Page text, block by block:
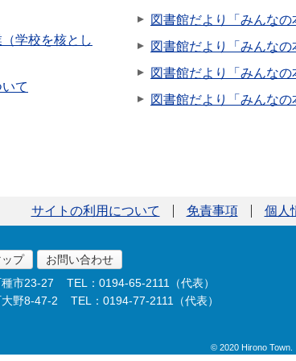
学校を核とし
て
図書館だより「みんなの
図書館だより「みんなの
図書館だより「みんなの
図書館だより「みんなの
サイトの利用について 免責事項 個人
プ
お問い合わせ
市23-27
TEL：0194-65-2111（代表）
野8-47-2
TEL：0194-77-2111（代表）
© 2020 Hirono Town.